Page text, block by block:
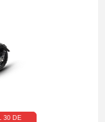
30 DE